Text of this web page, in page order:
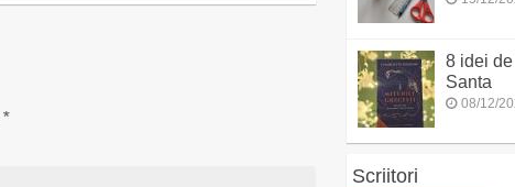
*
8 idei
Santa
08/12/
Scriitori